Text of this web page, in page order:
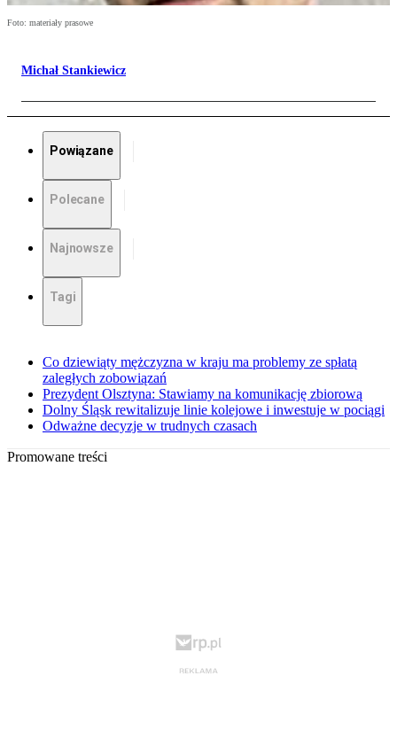
Foto: materiały prasowe
Michał Stankiewicz
Powiązane
Polecane
Najnowsze
Tagi
Co dziewiąty mężczyzna w kraju ma problemy ze spłatą
zaległych zobowiązań
Prezydent Olsztyna: Stawiamy na komunikację zbiorową
Dolny Śląsk rewitalizuje linie kolejowe i inwestuje w pociągi
Odważne decyzje w trudnych czasach
Promowane treści